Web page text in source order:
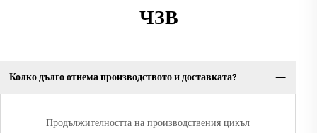
ЧЗВ
Колко дълго отнема производството и доставката?
Продължителността на производствения цикъл